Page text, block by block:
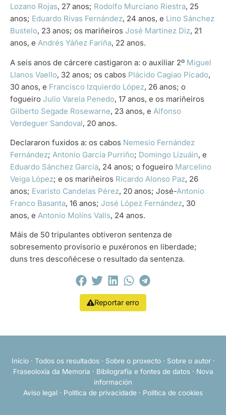
Lozano Rojas, 27 anos; Rodolfo Murciano Riestra, 25
anos; Eduardo Rivas Fernández, 24 anos, e Lino Sánchez
Bustelo, 23 anos; os mariñeiros José Martínez Diz, 21
anos, e Andrés Yáñez Fariña, 22 anos.
A seis anos de cárcere castigaron a: o auxiliar 2º Miguel
Llanos Vaello, 32 anos; os cabos Plácido Cagiao Picado,
30 anos, e Francisco Izquierdo López, 26 anos; o
fogueiro Julio Varela Penedo, 17 anos, e os mariñeiros
Gilberto Segade Rosewarne, 23 anos, e Alfonso
Verdeguer Sandoval, 20 anos.
Declararon fuxidos a: os cabos Nemesio Fernández
Fernández; Antonio García Purriño; Domingo Lizuáin, e
Eduardo Sánchez García, 24 anos; o fogueiro Marcelino
Veiga López; e os mariñeiros Ricardo Alonso Paz, 26
anos; Evaristo Candelas Pérez, 20 anos; José-Antonio
Franco Basanta, 16 anos; José López Fernández, 30
anos, e Antonio Molíns Valls, 24 anos.
Máis de 50 tripulantes obtiveron sentenza de
sobresemento provisorio e puxéronos en liberdade;
duns tres descoñécese o resultado da sentenza.
Reportar erro
Inicio· Todos os resultados· Sobre o proxecto· Sobre o autor·
Fraseoloxía da Memoria · Bibliografía e fontes de datos· Nova
información
Aviso legal · Política de privacidade · Política de cookies